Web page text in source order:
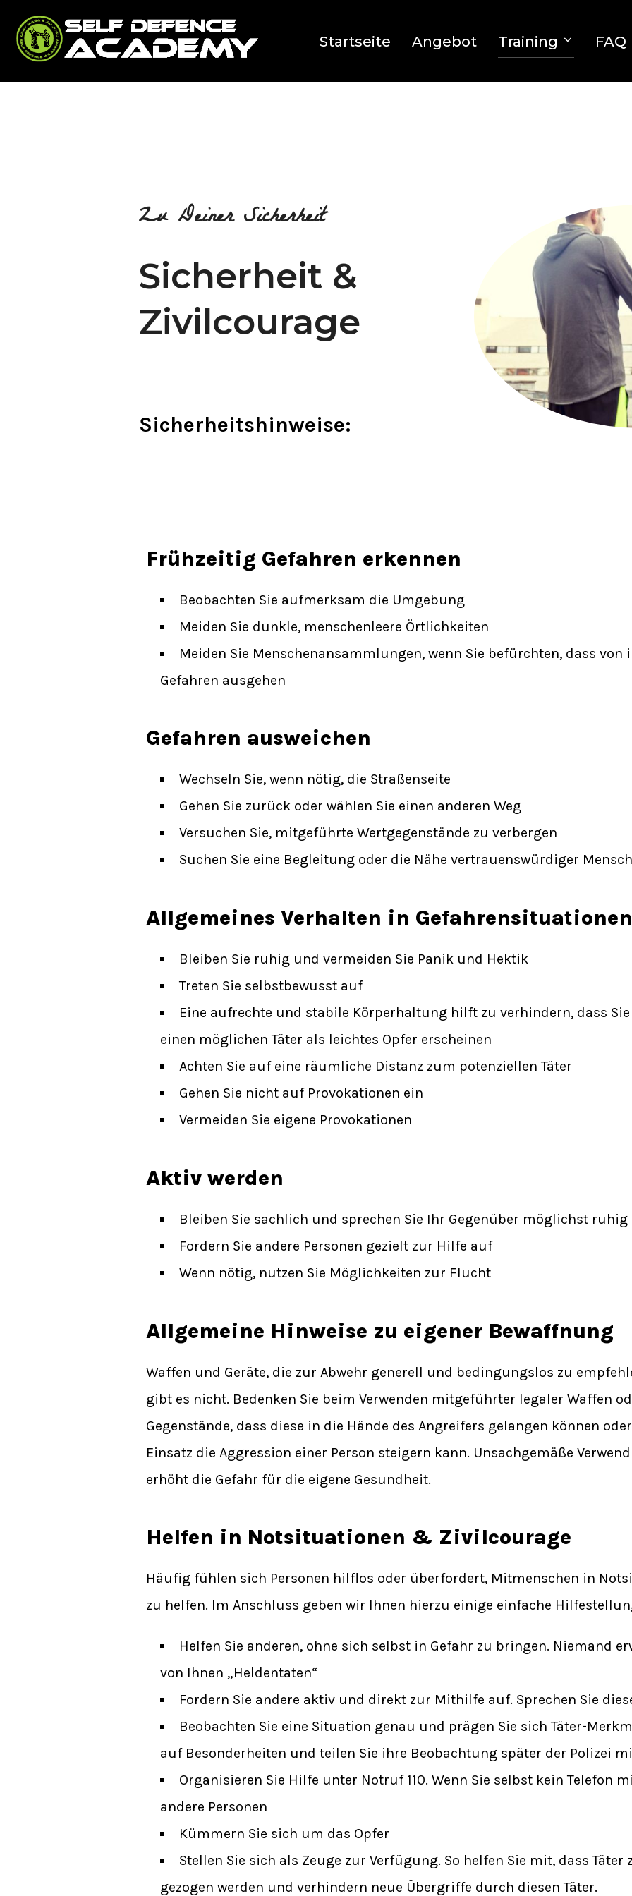
Startseite Angebot Training FAQ
Zu Deiner Sicherheit
Sicherheit &
Zivilcourage
Sicherheitshinweise:
Frühzeitig Gefahren erkennen
Beobachten Sie aufmerksam die Umgebung
Meiden Sie dunkle, menschenleere Örtlichkeiten
Meiden Sie Menschenansammlungen, wenn Sie befürchten, dass von
Gefahren ausgehen
Gefahren ausweichen
Wechseln Sie, wenn nötig, die Straßenseite
Gehen Sie zurück oder wählen Sie einen anderen Weg
Versuchen Sie, mitgeführte Wertgegenstände zu verbergen
Suchen Sie eine Begleitung oder die Nähe vertrauenswürdiger
Allgemeines Verhalten in Gefahrensituationen
Bleiben Sie ruhig und vermeiden Sie Panik und Hektik
Treten Sie selbstbewusst auf
Eine aufrechte und stabile Körperhaltung hilft zu verhindern, dass
einen möglichen Täter als leichtes Opfer erscheinen
Achten Sie auf eine räumliche Distanz zum potenziellen Täter
Gehen Sie nicht auf Provokationen ein
Vermeiden Sie eigene Provokationen
Aktiv werden
Bleiben Sie sachlich und sprechen Sie Ihr Gegenüber möglichst ruhig
Fordern Sie andere Personen gezielt zur Hilfe auf
Wenn nötig, nutzen Sie Möglichkeiten zur Flucht
Allgemeine Hinweise zu eigener Bewaffnung
Waffen und Geräte, die zur Abwehr generell und bedingungslos zu
gibt es nicht. Bedenken Sie beim Verwenden mitgeführter legaler Waffen
Gegenstände, dass diese in die Hände des Angreifers gelangen können
Einsatz die Aggression einer Person steigern kann. Unsachgemäße
erhöht die Gefahr für die eigene Gesundheit.
Helfen in Notsituationen & Zivilcourage
Häufig fühlen sich Personen hilflos oder überfordert, Mitmenschen in
zu helfen. Im Anschluss geben wir Ihnen hierzu einige einfache
Helfen Sie anderen, ohne sich selbst in Gefahr zu bringen. Niemand
von Ihnen „Heldentaten“
Fordern Sie andere aktiv und direkt zur Mithilfe auf. Sprechen Sie
Beobachten Sie eine Situation genau und prägen Sie sich Täter-
auf Besonderheiten und teilen Sie ihre Beobachtung später der Polizei
Organisieren Sie Hilfe unter Notruf 110. Wenn Sie selbst kein Telefon
andere Personen
Kümmern Sie sich um das Opfer
Stellen Sie sich als Zeuge zur Verfügung. So helfen Sie mit, dass
gezogen werden und verhindern neue Übergriffe durch diesen Täter.